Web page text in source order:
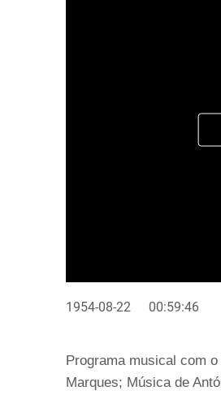
1954-08-22 00:59:46
Programa musical com
Marques; Música de